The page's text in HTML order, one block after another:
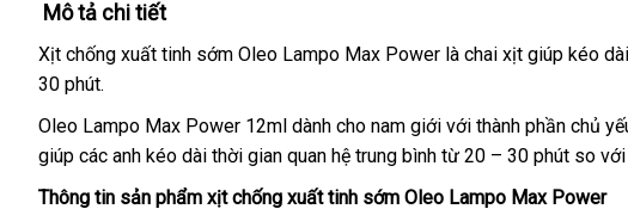
Mô tả chi tiết
Xịt chống xuất tinh sớm Oleo Lampo Max Power là chai xịt giúp kéo
30 phút.
Oleo Lampo Max Power 12ml dành cho nam giới đại
lý
với thành phần chủ
giúp giảm
giá
các anh kéo dài thời gian quan hệ trung bình từ 20 – 30 phút so với
Thông tin sản phẩm xịt chống xuất tinh sớm Oleo Lampo Max Power